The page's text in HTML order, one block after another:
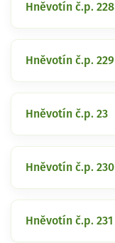
Hněvotín č.p. 228
Hněvotín č.p. 229
Hněvotín č.p. 23
Hněvotín č.p. 230
Hněvotín č.p. 231